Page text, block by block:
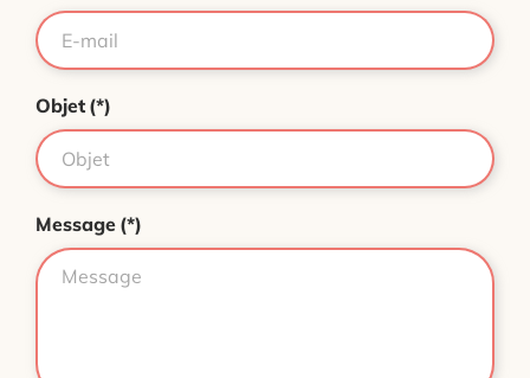
Objet (*)
Message (*)